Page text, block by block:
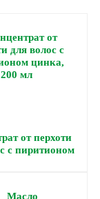
от перхоти
с пиритионом